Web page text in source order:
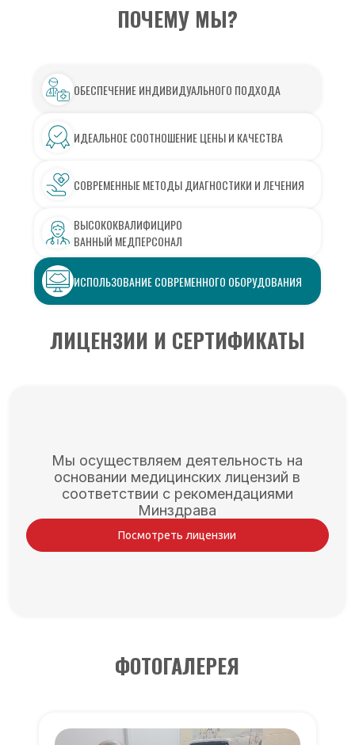
ПОЧЕМУ МЫ?
ОБЕСПЕЧЕНИЕ ИНДИВИДУАЛЬНОГО ПОДХОДА
ИДЕАЛЬНОЕ СООТНОШЕНИЕ ЦЕНЫ И КАЧЕСТВА
СОВРЕМЕННЫЕ МЕТОДЫ ДИАГНОСТИКИ И ЛЕЧЕНИЯ
ВЫСОКОКВАЛИФИЦИРО
ВАННЫЙ МЕДПЕРСОНАЛ
ИСПОЛЬЗОВАНИЕ СОВРЕМЕННОГО ОБОРУДОВАНИЯ
ЛИЦЕНЗИИ И СЕРТИФИКАТЫ
Мы осуществляем деятельность на
основании медицинских лицензий в
соответствии с рекомендациями
Минздрава
Посмотреть лицензии
ФОТОГАЛЕРЕЯ